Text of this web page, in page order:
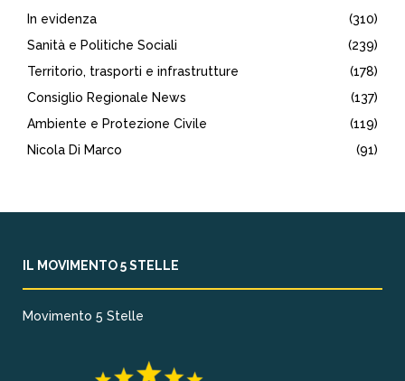
In evidenza
(310)
Sanità e Politiche Sociali
(239)
Territorio, trasporti e infrastrutture
(178)
Consiglio Regionale News
(137)
Ambiente e Protezione Civile
(119)
Nicola Di Marco
(91)
IL MOVIMENTO 5 STELLE
Movimento 5 Stelle